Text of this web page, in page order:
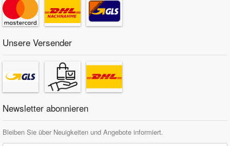
Unsere Versender
Newsletter abonnieren
Bleiben Sie über Neuigkeiten und Angebote informiert.